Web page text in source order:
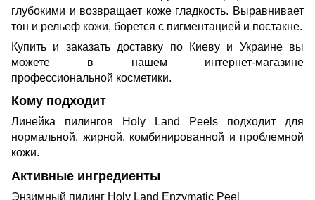
глубокими и возвращает коже гладкость. Выравнивает
тон и рельеф кожи, борется с пигментацией и постакне.
Купить и заказать доставку по Киеву и Украине вы
можете в нашем интернет-магазине
профессиональной косметики.
Кому подходит
Линейка пилингов Holy Land Peels подходит для
нормальной, жирной, комбинированной и проблемной
кожи.
Активные ингредиенты
Энзимный пилинг Holy Land Enzymatic Peel